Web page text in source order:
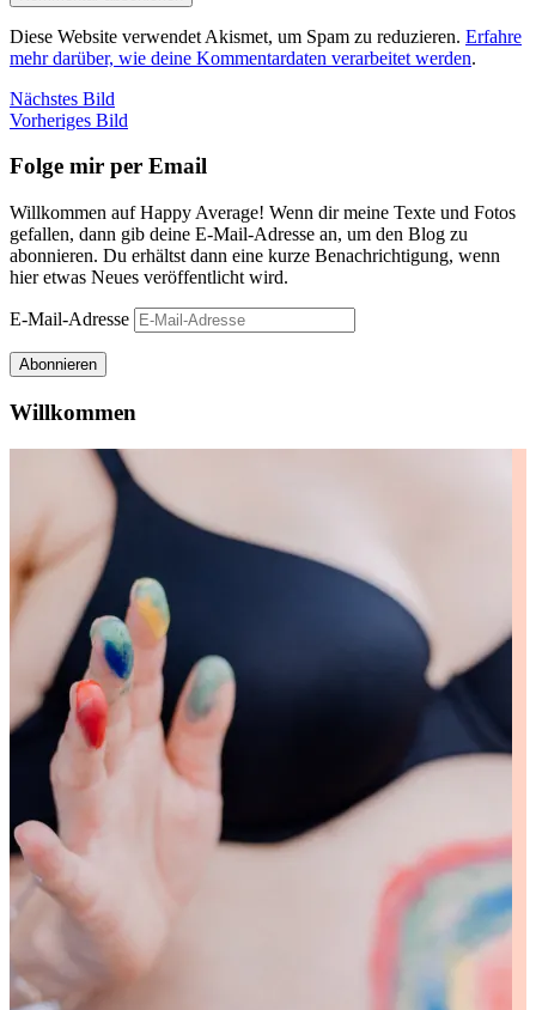
Diese Website verwendet Akismet, um Spam zu reduzieren. Erfahre
mehr darüber, wie deine Kommentardaten verarbeitet werden.
Nächstes Bild
Vorheriges Bild
Folge mir per Email
Willkommen auf Happy Average! Wenn dir meine Texte und Fotos
gefallen, dann gib deine E-Mail-Adresse an, um den Blog zu
abonnieren. Du erhältst dann eine kurze Benachrichtigung, wenn
hier etwas Neues veröffentlicht wird.
E-Mail-Adresse
Abonnieren
Willkommen